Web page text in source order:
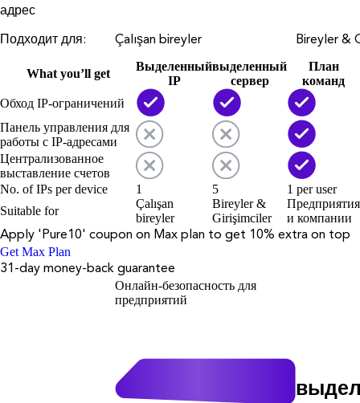
адрес
Подходит для: Çalışan bireyler Bireyler &
What you’ll get
Выделенный
IP
выделенный
сервер
План
команд
Обход IP-ограничений
Панель управления для
работы с IP-адресами
Централизованное
выставление счетов
No. of IPs per device
1 5
1 per user
Suitable for
Çalışan
bireyler
Bireyler &
Girişimciler
Предприятия
и компании
Apply 'Pure10' coupon on Max plan to get 10% extra on top
Get Max Plan
31-day money-back guarantee
Онлайн-безопасность для
предприятий